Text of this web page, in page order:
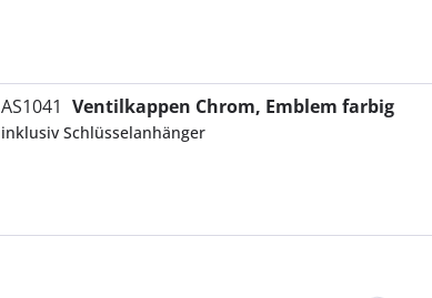
AS1041 Ventilkappen Chrom, Emblem farbig
inklusiv Schlüsselanhänger